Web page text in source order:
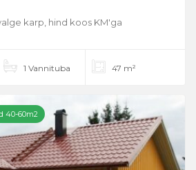
karp, hind koos KM'ga
1 Vannituba 47 m²
40-60m2